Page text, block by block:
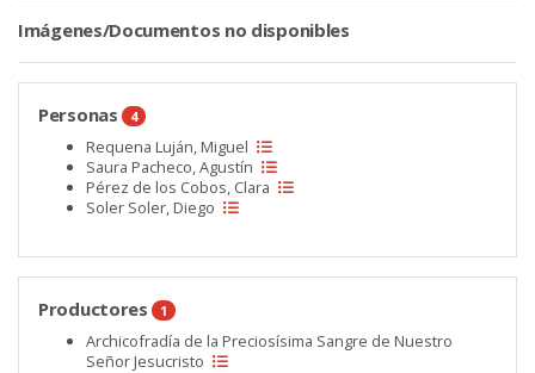
Imágenes/Documentos no disponibles
Personas 4
Requena Luján, Miguel
Saura Pacheco, Agustín
Pérez de los Cobos, Clara
Soler Soler, Diego
Productores 1
Archicofradía de la Preciosísima Sangre de Nuestro
Señor Jesucristo